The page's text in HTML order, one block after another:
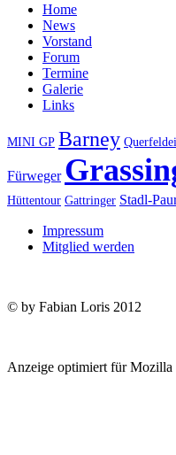
Home
News
Vorstand
Forum
Termine
Galerie
Links
MINI GP Barney
Fürweger
Hüttentour Gattringer Stadl-
Impressum
Mitglied werden
© by Fabian Loris 2012
Anzeige optimiert für